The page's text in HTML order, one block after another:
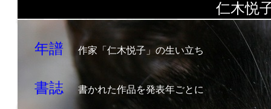
仁木悦
年譜 作家「仁木悦子」の生い立ち
書誌 書かれた作品を発表年ごとに